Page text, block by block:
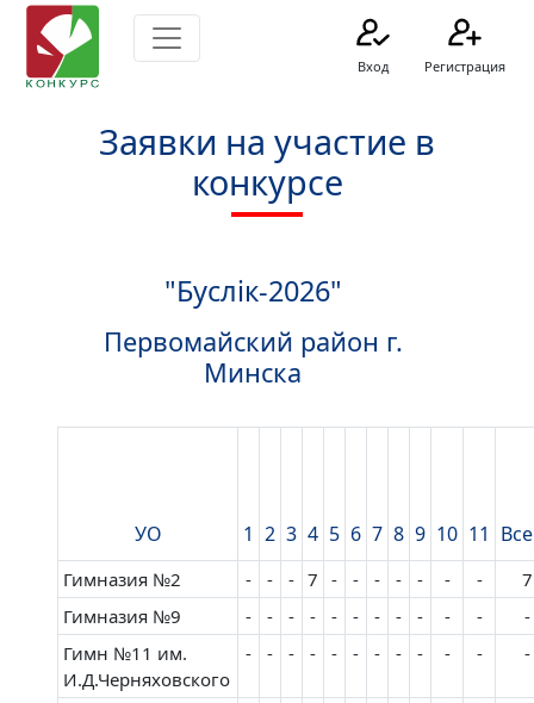
Вход Регистрация
Заявки на участие в
конкурсе
"Буслік-2026"
Первомайский район г.
Минска
УО 1 2 3 4 5 6 7 8 9 10 11
Гимназия №2 - - - 7 - - - - - - -
7
Гимназия №9
- - - - - - - - - - -
-
Гимн №11 им.
И.Д.Черняховского
- - - - - - - - - - - -